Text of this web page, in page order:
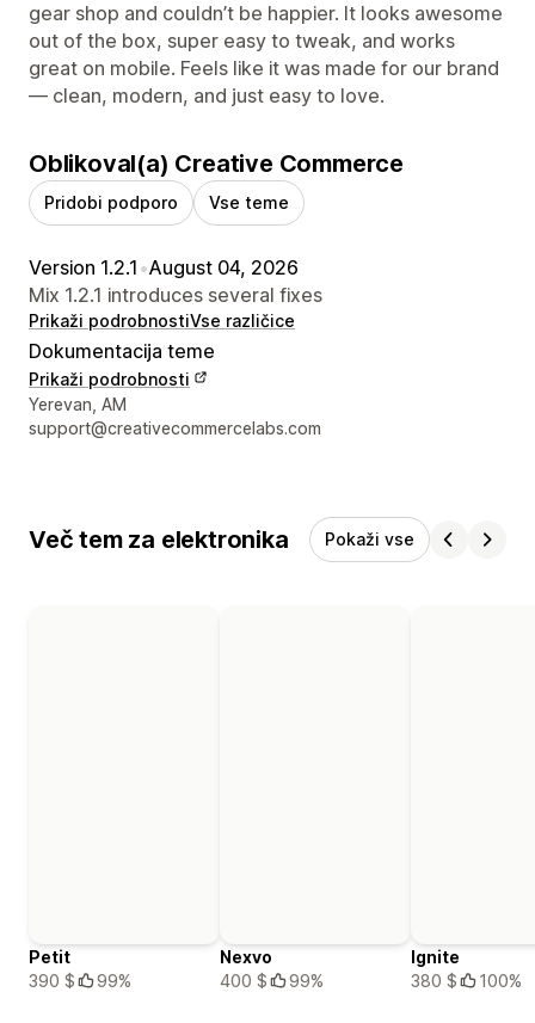
gear shop and couldn’t be happier. It looks awesome
out of the box, super easy to tweak, and works
great on mobile. Feels like it was made for our brand
— clean, modern, and just easy to love.
Oblikoval(a) Creative Commerce
Pridobi podporo Vse teme
Version 1.2.1 •August 04, 2026
Mix 1.2.1 introduces several fixes
Prikaži podrobnostiVse različice
Dokumentacija teme
Prikaži podrobnosti
Podatki za stik z oblikovalcem
Yerevan, AM
support@creativecommercelabs.com
Več tem za elektronika Pokaži vse
Petit
390 $
99%
Nexvo
400 $
99%
Ignite
380 $
100%